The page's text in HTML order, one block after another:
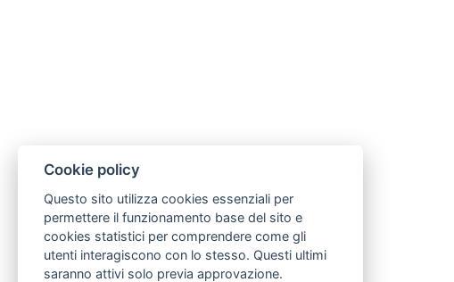
Cookie policy
Questo sito utilizza cookies essenziali per
permettere il funzionamento base del sito e
cookies statistici per comprendere come gli
utenti interagiscono con lo stesso. Questi ultimi
saranno attivi solo previa approvazione.